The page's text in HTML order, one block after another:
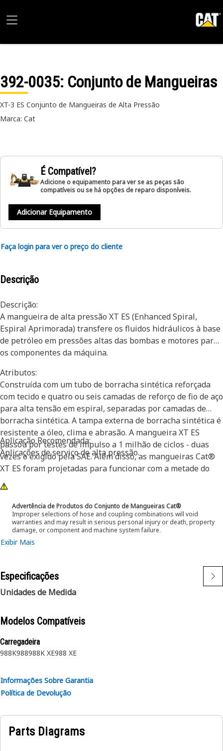
392-0035: Conjunto de Mangueiras
XT-3 ES Conjunto de Mangueiras de Alta Pressão
Marca: Cat
É Compatível?
Adicione o equipamento para ver se as peças são
compatíveis ou se há opções de reparo disponíveis.
Adicionar Equipamento
Faça login para ver o preço do cliente
Descrição
Descrição:
A mangueira de alta pressão XT ES (Enhanced Spiral,
Espiral Aprimorada) transfere os fluidos hidráulicos à base
de petróleo em pressões altas das bombas e motores para
os componentes da máquina.
Atributos:
Construída com um tubo de borracha sintética reforçada
com tecido e quatro ou seis camadas de reforço de fio de aço
para alta tensão em espiral, separadas por camadas de
borracha sintética. A tampa externa de borracha sintética é
resistente a óleo, clima e abrasão. A mangueira XT ES
passou por testes de impulso a 1 milhão de ciclos - duas
vezes o exigido pela SAE. Além disso, as mangueiras Cat®
XT ES foram projetadas para funcionar com a metade do
raio de curvatura da SAE. Isso significa que elas se curvam
melhor em locais apertados e reduzem substancialmente
os requisitos de comprimento de mangueira. Essas
características proporcionam instalação mais fácil, vida útil
longa e excelente confiabilidade.
Aplicação Recomendada:
Aplicações de serviço de alta pressão.
Advertência de Produtos do Conjunto de Mangueiras Cat®
Improper selections of hose and coupling combinations will void
warranties and may result in serious personal injury or death, property
damage, or component and machine system failure.
Exibir Mais
Especificações
Unidades de Medida
Modelos Compatíveis
Carregadeira
988K988988K XE988 XE
Informações Sobre Garantia
Política de Devolução
Parts Diagrams